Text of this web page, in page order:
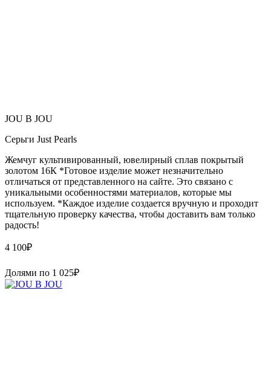
JOU B JOU
Серьги Just Pearls
Жемчуг культивированный, ювелирный сплав покрытый
золотом 16К *Готовое изделие может незначительно
отличаться от представленного на сайте. Это связано с
уникальными особенностями материалов, которые мы
используем. *Каждое изделие создается вручную и проходит
тщательную проверку качества, чтобы доставить вам только
радость!
4 100₽
Долями по 1 025₽